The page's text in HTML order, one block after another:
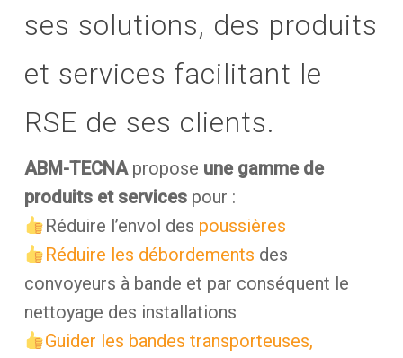
ses solutions, des produits
et services facilitant le
RSE de ses clients.
ABM-TECNApropose une gamme de
produits et servicespour :
Réduire l’envol des poussières
Réduire les débordements des
convoyeurs à bande et par conséquent le
nettoyage des installations
Guider les bandes transporteuses,